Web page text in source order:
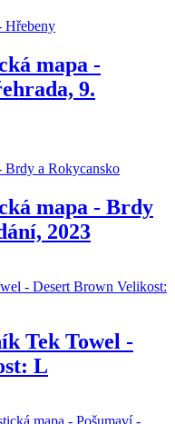
mapa -
9.
mapa - Brdy
2023
Tek Towel -
L